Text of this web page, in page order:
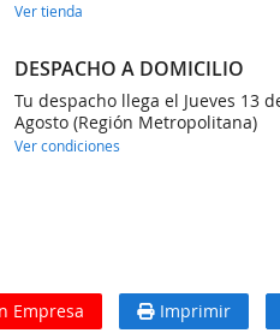
Ver tienda
DESPACHO A DOMICILIO
Tu despacho llega el Jueves 13
Agosto (Región Metropolitana)
Ver condiciones
Empresa Imprimir